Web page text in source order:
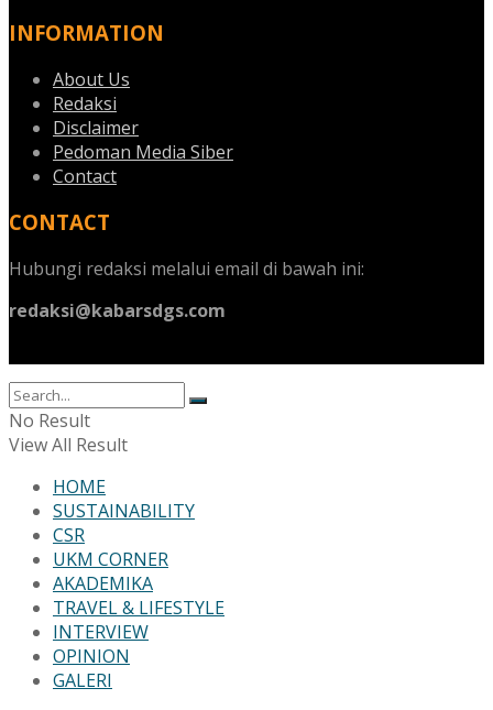
INFORMATION
About Us
Redaksi
Disclaimer
Pedoman Media Siber
Contact
CONTACT
Hubungi redaksi melalui email di bawah ini:
redaksi@kabarsdgs.com
No Result
View All Result
HOME
SUSTAINABILITY
CSR
UKM CORNER
AKADEMIKA
TRAVEL & LIFESTYLE
INTERVIEW
OPINION
GALERI